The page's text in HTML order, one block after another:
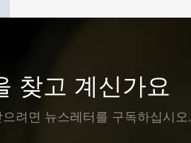
찾고 계신가요
려면 뉴스레터를 구독하십시오.